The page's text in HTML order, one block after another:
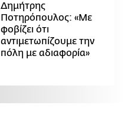
Δημήτρης
Ποτηρόπουλος: «Με
φοβίζει ότι
αντιμετωπίζουμε την
πόλη με αδιαφορία»